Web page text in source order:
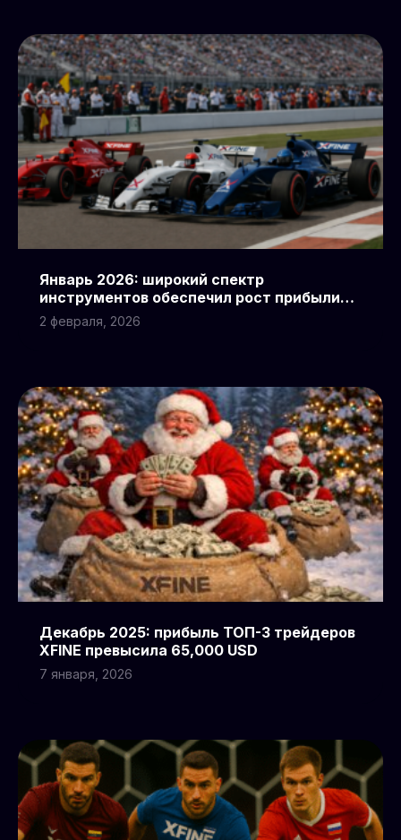
Январь 2026: широкий спектр
инструментов обеспечил рост прибыли
трейдеров XFINE
2 февраля, 2026
Декабрь 2025: прибыль ТОП-3 трейдеров
XFINE превысила 65,000 USD
7 января, 2026